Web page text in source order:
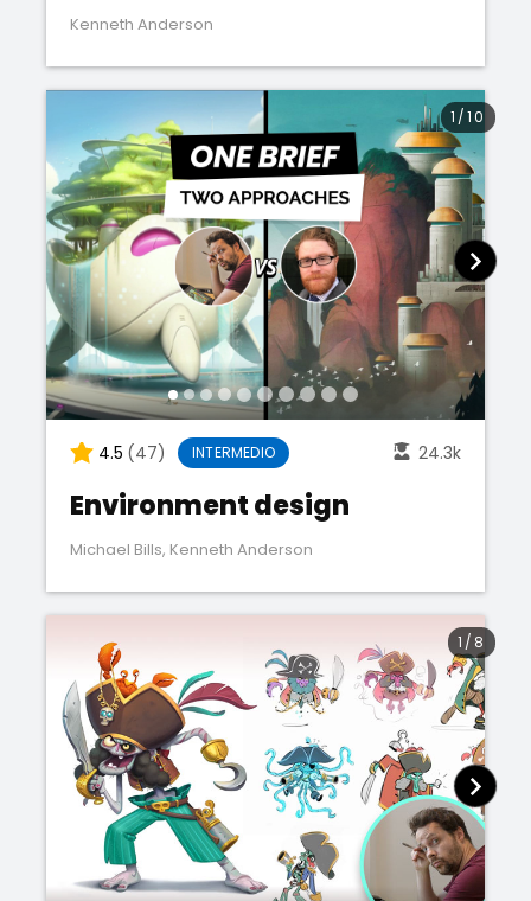
Kenneth Anderson
4.5 (47) INTERMEDIO 24.3k
Environment design
Michael Bills, Kenneth Anderson
1 /10
1 / 8